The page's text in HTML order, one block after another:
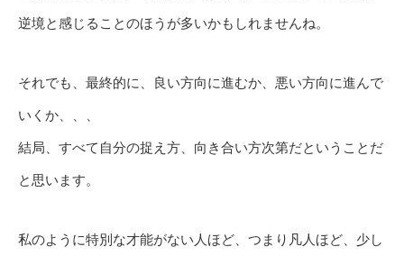
逆境と感じることのほうが多いかもしれませんね。
それでも、最終的に、良い方向に進むか、悪い方向に進んで
いくか、、、
結局、すべて自分の捉え方、向き合い方次第だということだ
と思います。
私のように特別な才能がない人ほど、つまり凡人ほど、少し